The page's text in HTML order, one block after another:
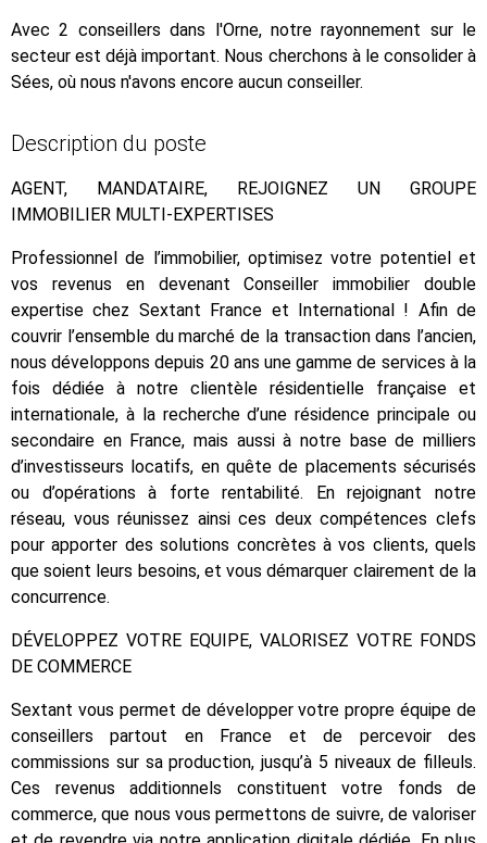
Avec 2 conseillers dans l'Orne, notre rayonnement sur le
secteur est déjà important. Nous cherchons à le consolider à
Sées, où nous n'avons encore aucun conseiller.
Description du poste
AGENT, MANDATAIRE, REJOIGNEZ UN GROUPE
IMMOBILIER MULTI-EXPERTISES
Professionnel de l’immobilier, optimisez votre potentiel et
vos revenus en devenant Conseiller immobilier double
expertise chez Sextant France et International ! Afin de
couvrir l’ensemble du marché de la transaction dans l’ancien,
nous développons depuis 20 ans une gamme de services à la
fois dédiée à notre clientèle résidentielle française et
internationale, à la recherche d’une résidence principale ou
secondaire en France, mais aussi à notre base de milliers
d’investisseurs locatifs, en quête de placements sécurisés
ou d’opérations à forte rentabilité. En rejoignant notre
réseau, vous réunissez ainsi ces deux compétences clefs
pour apporter des solutions concrètes à vos clients, quels
que soient leurs besoins, et vous démarquer clairement de la
concurrence.
DÉVELOPPEZ VOTRE EQUIPE, VALORISEZ VOTRE FONDS
DE COMMERCE
Sextant vous permet de développer votre propre équipe de
conseillers partout en France et de percevoir des
commissions sur sa production, jusqu’à 5 niveaux de filleuls.
Ces revenus additionnels constituent votre fonds de
commerce, que nous vous permettons de suivre, de valoriser